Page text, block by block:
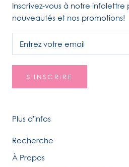
Inscrivez-vous à notre infolettre
nouveautés et nos promotions!
S'INSCRIRE
Plus d'infos
Recherche
À Propos